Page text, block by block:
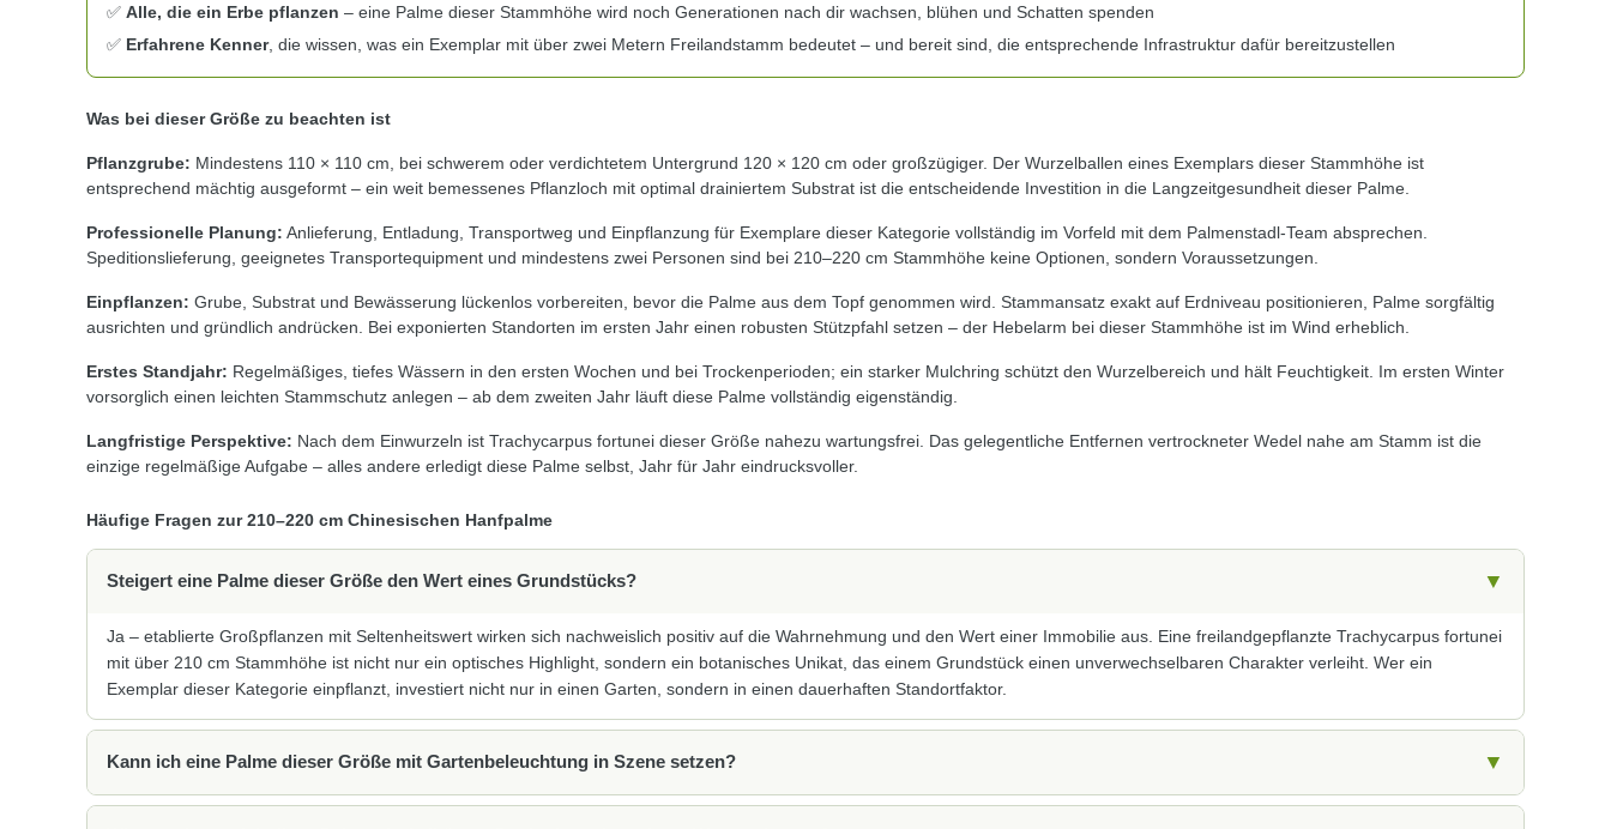
✅ Alle, die ein Erbe pflanzen – eine Palme dieser Stammhöhe wird noch Generationen nach dir wachsen, blühen und Schatten spenden
✅ Erfahrene Kenner, die wissen, was ein Exemplar mit über zwei Metern Freilandstamm bedeutet – und bereit sind, die entsprechende Infrastruktur dafür bereitzustellen
Was bei dieser Größe zu beachten ist
Pflanzgrube: Mindestens 110 × 110 cm, bei schwerem oder verdichtetem Untergrund 120 × 120 cm oder großzügiger. Der Wurzelballen eines Exemplars dieser Stammhöhe ist
entsprechend mächtig ausgeformt – ein weit bemessenes Pflanzloch mit optimal drainiertem Substrat ist die entscheidende Investition in die Langzeitgesundheit dieser Palme.
Professionelle Planung: Anlieferung, Entladung, Transportweg und Einpflanzung für Exemplare dieser Kategorie vollständig im Vorfeld mit dem Palmenstadl-Team absprechen.
Speditionslieferung, geeignetes Transportequipment und mindestens zwei Personen sind bei 210–220 cm Stammhöhe keine Optionen, sondern Voraussetzungen.
Einpflanzen: Grube, Substrat und Bewässerung lückenlos vorbereiten, bevor die Palme aus dem Topf genommen wird. Stammansatz exakt auf Erdniveau positionieren, Palme sorgfältig
ausrichten und gründlich andrücken. Bei exponierten Standorten im ersten Jahr einen robusten Stützpfahl setzen – der Hebelarm bei dieser Stammhöhe ist im Wind erheblich.
Erstes Standjahr: Regelmäßiges, tiefes Wässern in den ersten Wochen und bei Trockenperioden; ein starker Mulchring schützt den Wurzelbereich und hält Feuchtigkeit. Im ersten Winter
vorsorglich einen leichten Stammschutz anlegen – ab dem zweiten Jahr läuft diese Palme vollständig eigenständig.
Langfristige Perspektive: Nach dem Einwurzeln ist Trachycarpus fortunei dieser Größe nahezu wartungsfrei. Das gelegentliche Entfernen vertrockneter Wedel nahe am Stamm ist die
einzige regelmäßige Aufgabe – alles andere erledigt diese Palme selbst, Jahr für Jahr eindrucksvoller.
Häufige Fragen zur 210–220 cm Chinesischen Hanfpalme
Steigert eine Palme dieser Größe den Wert eines Grundstücks? ▼
Ja – etablierte Großpflanzen mit Seltenheitswert wirken sich nachweislich positiv auf die Wahrnehmung und den Wert einer Immobilie aus. Eine freilandgepflanzte Trachycarpus fortunei
mit über 210 cm Stammhöhe ist nicht nur ein optisches Highlight, sondern ein botanisches Unikat, das einem Grundstück einen unverwechselbaren Charakter verleiht. Wer ein
Exemplar dieser Kategorie einpflanzt, investiert nicht nur in einen Garten, sondern in einen dauerhaften Standortfaktor.
Kann ich eine Palme dieser Größe mit Gartenbeleuchtung in Szene setzen? ▼